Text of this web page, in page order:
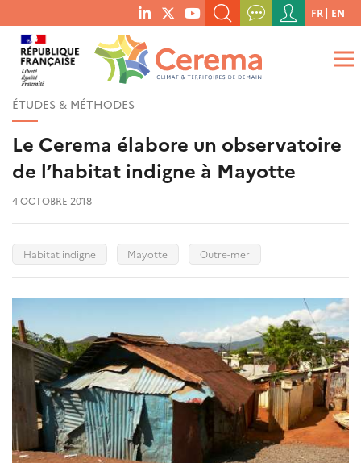
menu
social
links
RECHERCHER UN MOT-CLÉ, UNE PUBLICATION, ETC.
QUE RECHERCHEZ-VOUS ?
Menu
du
compte
de
FR EN
ÉTUDES & MÉTHODES
Le Cerema élabore un observatoire
de l’habitat indigne à Mayotte
4 OCTOBRE 2018
Habitat indigne Mayotte Outre-mer